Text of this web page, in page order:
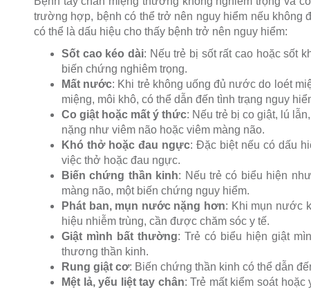
trường hợp, bệnh có thể trở nên nguy hiểm nếu
có thể là dấu hiệu cho thấy bệnh trở nên nguy hiểm:
Sốt cao kéo dài: Nếu trẻ bị sốt rất cao hoặc sốt
biến chứng nghiêm trọng.
Mất nước: Khi trẻ không uống đủ nước do loét
miệng, môi khô, có thể dẫn đến tình trạng nguy
Co giật hoặc mất ý thức: Nếu trẻ bị co giật, lú
nặng như viêm não hoặc viêm màng não.
Khó thở hoặc đau ngực: Đặc biệt nếu có dấu
việc thở hoặc đau ngực.
Biến chứng thần kinh: Nếu trẻ có biểu hiện
màng não, một biến chứng nguy hiểm.
Phát ban, mụn nước nặng hơn: Khi mụn nước
hiệu nhiễm trùng, cần được chăm sóc y tế.
Giật mình bất thường: Trẻ có biểu hiện giật
thương thần kinh.
Rung giật cơ: Biến chứng thần kinh có thể dẫn
Mệt lả, yếu liệt tay chân: Trẻ mất kiểm soát